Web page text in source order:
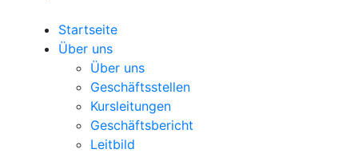
Startseite
Über uns
Über uns
Geschäftsstellen
Kursleitungen
Geschäftsbericht
Leitbild